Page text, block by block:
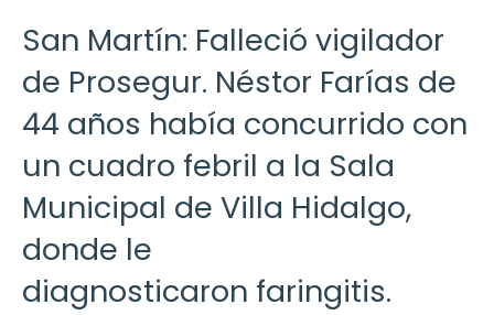
San Martín: Falleció vigilador
de Prosegur. Néstor Farías de
44 años había concurrido con
un cuadro febril a la Sala
Municipal de Villa Hidalgo,
donde le
diagnosticaron faringitis.